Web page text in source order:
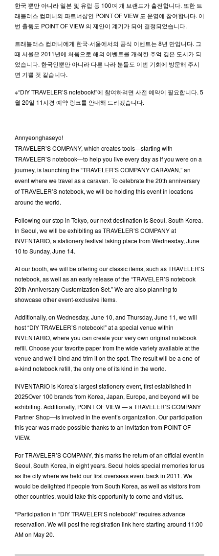
한국 뿐만 아니라 일본 및 유럽 등 100여 개 브랜드가 출전합니다. 또한 트
래블러스 컴퍼니의 파트너샵인 POINT OF VIEW 도 운영에 참여합니다. 이
번 출품도 POINT OF VIEW 의 제안이 계기가 되어 결정되었습니다.
트래블러스 컴퍼니에게 한국·서울에서의 공식 이벤트는 8년 만입니다. 그
때 서울은 2011년에 처음으로 해외 이벤트를 개최한 추억 깊은 도시가 되
었습니다. 한국인뿐만 아니라 다른 나라 분들도 이번 기회에 방문해 주시
면 기쁠 것 같습니다.
※“DIY TRAVELER’S notebook!”에 참여하려면 사전 예약이 필요합니다. 5
월 20일 11시경 예약 링크를 안내해 드리겠습니다.
Annyeonghaseyo!
TRAVELER’S COMPANY, which creates tools—starting with
TRAVELER’S notebook—to help you live every day as if you were on a
journey, is launching the “TRAVELER’S COMPANY CARAVAN,” an
event where we travel as a caravan. To celebrate the 20th anniversary
of TRAVELER’S notebook, we will be holding this event in locations
around the world.
Following our stop in Tokyo, our next destination is Seoul, South Korea.
In Seoul, we will be exhibiting as TRAVELER’S COMPANY at
INVENTARIO, a stationery festival taking place from Wednesday, June
10 to Sunday, June 14.
At our booth, we will be offering our classic items, such as TRAVELER’S
notebook, as well as an early release of the “TRAVELER’S notebook
20th Anniversary Customization Set.” We are also planning to
showcase other event-exclusive items.
Additionally, on Wednesday, June 10, and Thursday, June 11, we will
host “DIY TRAVELER’S notebook!” at a special venue within
INVENTARIO, where you can create your very own original notebook
refill. Choose your favorite paper from the wide variety available at the
venue and we’ll bind and trim it on the spot. The result will be a one-of-
a-kind notebook refill, the only one of its kind in the world.
INVENTARIO is Korea’s largest stationery event, first established in
2025Over 100 brands from Korea, Japan, Europe, and beyond will be
exhibiting. Additionally, POINT OF VIEW — a TRAVELER’S COMPANY
Partner Shop—is involved in the event’s organization. Our participation
this year was made possible thanks to an invitation from POINT OF
VIEW.
For TRAVELER’S COMPANY, this marks the return of an official event in
Seoul, South Korea, in eight years. Seoul holds special memories for us
as the city where we held our first overseas event back in 2011. We
would be delighted if people from South Korea, as well as visitors from
other countries, would take this opportunity to come and visit us.
*Participation in “DIY TRAVELER’S notebook!” requires advance
reservation. We will post the registration link here starting around 11:00
AM on May 20.